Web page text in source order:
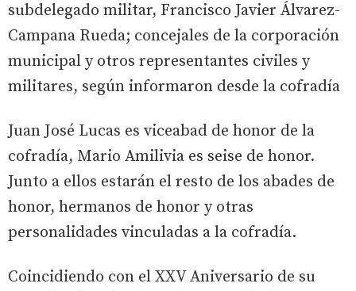
subdelegado militar, Francisco Javier Álvarez-
Campana Rueda; concejales de la corporación
municipal y otros representantes civiles y
militares, según informaron desde la cofradía
Juan José Lucas es viceabad de honor de la
cofradía, Mario Amilivia es seise de honor.
Junto a ellos estarán el resto de los abades de
honor, hermanos de honor y otras
personalidades vinculadas a la cofradía.
Coincidiendo con el XXV Aniversario de su